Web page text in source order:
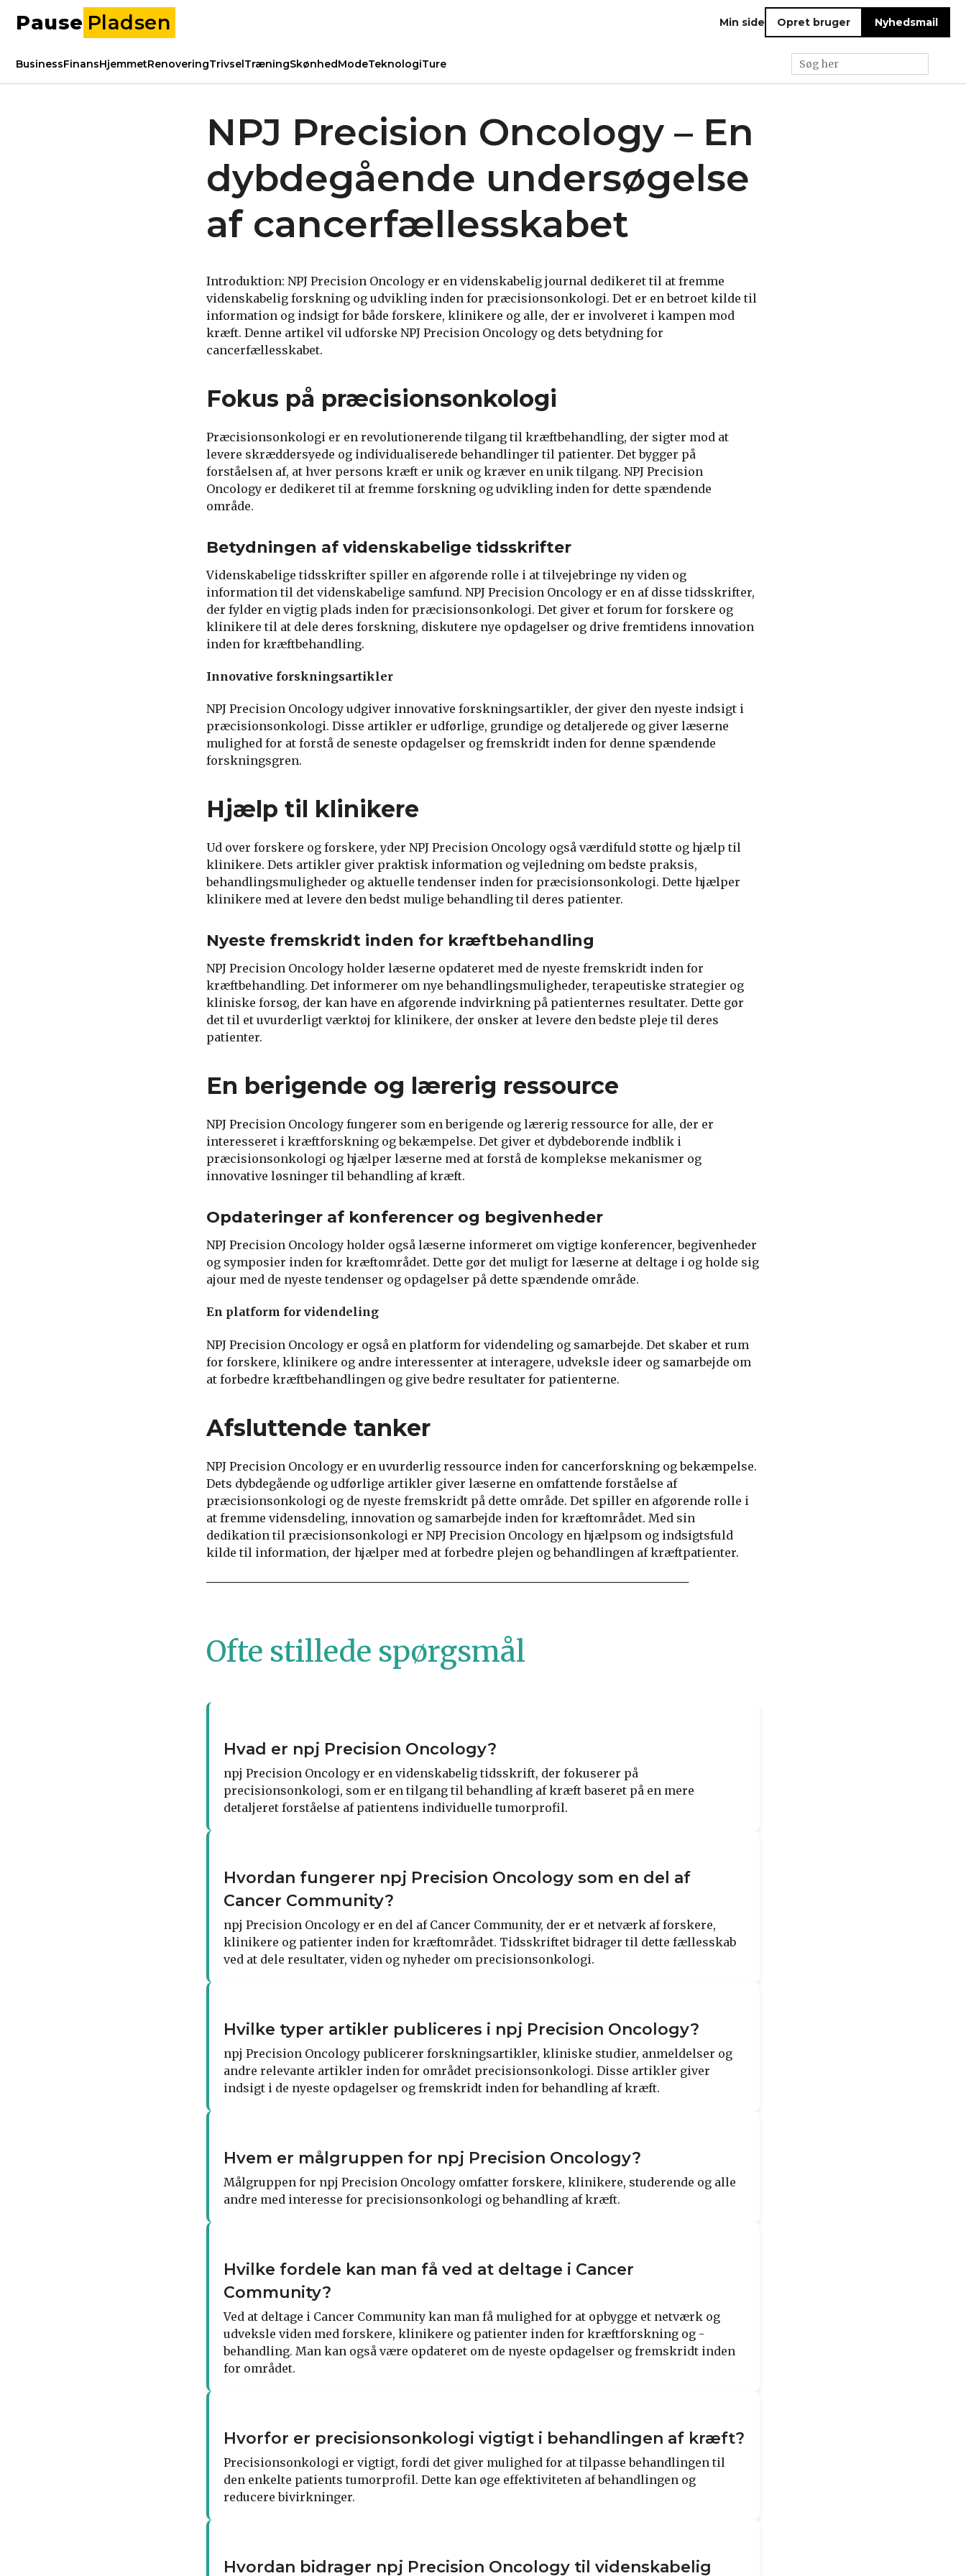
Pause Pladsen Min side Opret bruger Nyhedsmail
BusinessFinansHjemmetRenoveringTrivselTræningSkønhedModeTeknologiTure
NPJ Precision Oncology – En
dybdegående undersøgelse
af cancerfællesskabet
Introduktion: NPJ Precision Oncology er en videnskabelig journal dedikeret til at fremme
videnskabelig forskning og udvikling inden for præcisionsonkologi. Det er en betroet kilde til
information og indsigt for både forskere, klinikere og alle, der er involveret i kampen mod
kræft. Denne artikel vil udforske NPJ Precision Oncology og dets betydning for
cancerfællesskabet.
Fokus på præcisionsonkologi
Præcisionsonkologi er en revolutionerende tilgang til kræftbehandling, der sigter mod at
levere skræddersyede og individualiserede behandlinger til patienter. Det bygger på
forståelsen af, at hver persons kræft er unik og kræver en unik tilgang. NPJ Precision
Oncology er dedikeret til at fremme forskning og udvikling inden for dette spændende
område.
Betydningen af ​​videnskabelige tidsskrifter
Videnskabelige tidsskrifter spiller en afgørende rolle i at tilvejebringe ny viden og
information til det videnskabelige samfund. NPJ Precision Oncology er en af ​​disse tidsskrifter,
der fylder en vigtig plads inden for præcisionsonkologi. Det giver et forum for forskere og
klinikere til at dele deres forskning, diskutere nye opdagelser og drive fremtidens innovation
inden for kræftbehandling.
Innovative forskningsartikler
NPJ Precision Oncology udgiver innovative forskningsartikler, der giver den nyeste indsigt i
præcisionsonkologi. Disse artikler er udførlige, grundige og detaljerede og giver læserne
mulighed for at forstå de seneste opdagelser og fremskridt inden for denne spændende
forskningsgren.
Hjælp til klinikere
Ud over forskere og forskere, yder NPJ Precision Oncology også værdifuld støtte og hjælp til
klinikere. Dets artikler giver praktisk information og vejledning om bedste praksis,
behandlingsmuligheder og aktuelle tendenser inden for præcisionsonkologi. Dette hjælper
klinikere med at levere den bedst mulige behandling til deres patienter.
Nyeste fremskridt inden for kræftbehandling
NPJ Precision Oncology holder læserne opdateret med de nyeste fremskridt inden for
kræftbehandling. Det informerer om nye behandlingsmuligheder, terapeutiske strategier og
kliniske forsøg, der kan have en afgørende indvirkning på patienternes resultater. Dette gør
det til et uvurderligt værktøj for klinikere, der ønsker at levere den bedste pleje til deres
patienter.
En berigende og lærerig ressource
NPJ Precision Oncology fungerer som en berigende og lærerig ressource for alle, der er
interesseret i kræftforskning og bekæmpelse. Det giver et dybdeborende indblik i
præcisionsonkologi og hjælper læserne med at forstå de komplekse mekanismer og
innovative løsninger til behandling af kræft.
Opdateringer af konferencer og begivenheder
NPJ Precision Oncology holder også læserne informeret om vigtige konferencer, begivenheder
og symposier inden for kræftområdet. Dette gør det muligt for læserne at deltage i og holde sig
ajour med de nyeste tendenser og opdagelser på dette spændende område.
En platform for videndeling
NPJ Precision Oncology er også en platform for videndeling og samarbejde. Det skaber et rum
for forskere, klinikere og andre interessenter at interagere, udveksle ideer og samarbejde om
at forbedre kræftbehandlingen og give bedre resultater for patienterne.
Afsluttende tanker
NPJ Precision Oncology er en uvurderlig ressource inden for cancerforskning og bekæmpelse.
Dets dybdegående og udførlige artikler giver læserne en omfattende forståelse af
præcisionsonkologi og de nyeste fremskridt på dette område. Det spiller en afgørende rolle i
at fremme vidensdeling, innovation og samarbejde inden for kræftområdet. Med sin
dedikation til præcisionsonkologi er NPJ Precision Oncology en hjælpsom og indsigtsfuld
kilde til information, der hjælper med at forbedre plejen og behandlingen af ​​kræftpatienter.
─────────────────────────────────────────────────────────────
Ofte stillede spørgsmål
Hvad er npj Precision Oncology?
npj Precision Oncology er en videnskabelig tidsskrift, der fokuserer på
precisionsonkologi, som er en tilgang til behandling af kræft baseret på en mere
detaljeret forståelse af patientens individuelle tumorprofil.
Hvordan fungerer npj Precision Oncology som en del af
Cancer Community?
npj Precision Oncology er en del af Cancer Community, der er et netværk af forskere,
klinikere og patienter inden for kræftområdet. Tidsskriftet bidrager til dette fællesskab
ved at dele resultater, viden og nyheder om precisionsonkologi.
Hvilke typer artikler publiceres i npj Precision Oncology?
npj Precision Oncology publicerer forskningsartikler, kliniske studier, anmeldelser og
andre relevante artikler inden for området precisionsonkologi. Disse artikler giver
indsigt i de nyeste opdagelser og fremskridt inden for behandling af kræft.
Hvem er målgruppen for npj Precision Oncology?
Målgruppen for npj Precision Oncology omfatter forskere, klinikere, studerende og alle
andre med interesse for precisionsonkologi og behandling af kræft.
Hvilke fordele kan man få ved at deltage i Cancer
Community?
Ved at deltage i Cancer Community kan man få mulighed for at opbygge et netværk og
udveksle viden med forskere, klinikere og patienter inden for kræftforskning og -
behandling. Man kan også være opdateret om de nyeste opdagelser og fremskridt inden
for området.
Hvorfor er precisionsonkologi vigtigt i behandlingen af kræft?
Precisionsonkologi er vigtigt, fordi det giver mulighed for at tilpasse behandlingen til
den enkelte patients tumorprofil. Dette kan øge effektiviteten af behandlingen og
reducere bivirkninger.
Hvordan bidrager npj Precision Oncology til videnskabelig